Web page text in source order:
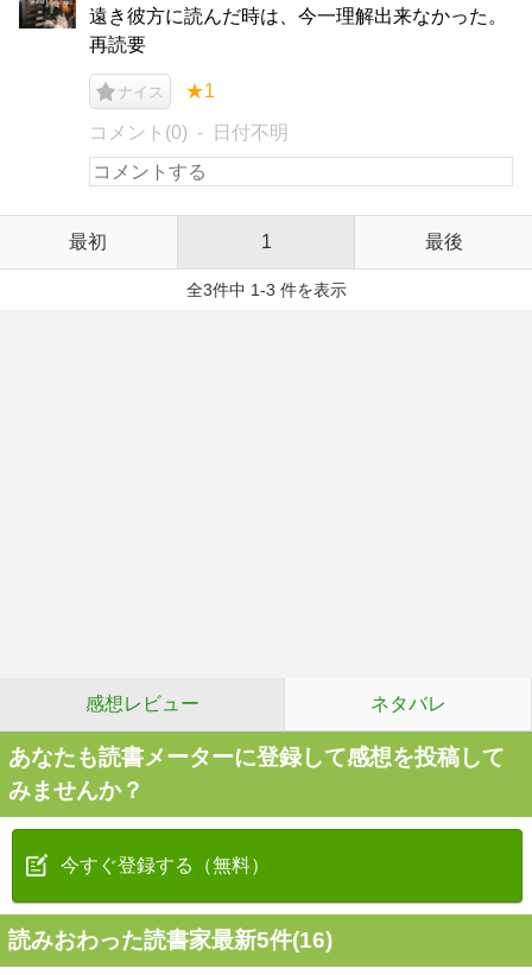
遠き彼方に読んだ時は、今一理解出来なかった。
再読要
ナイス ★1
コメント(0) 日付不明
最初 1 最後
全3件中 1-3 件を表示
感想レビュー ネタバレ
あなたも読書メーターに登録して感想を投稿して
みませんか？
今すぐ登録する（無料）
読みおわった読書家最新5件(16)